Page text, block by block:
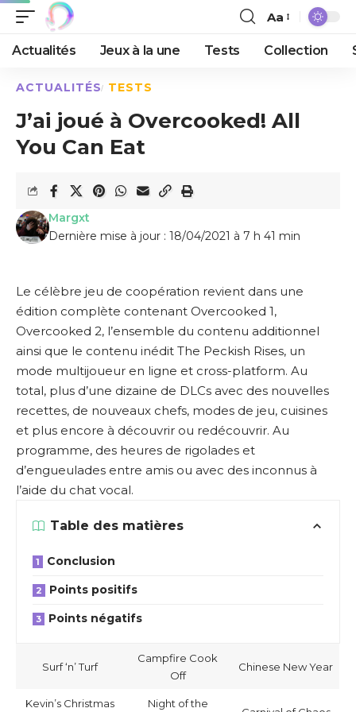
Aa
Actualités Jeux à la une Tests Collection
ACTUALITÉS TESTS
J’ai joué à Overcooked! All
You Can Eat
Dernière mise à jour : 18/04/2021 à 7 h 41 min
Margxt
Le célèbre jeu de coopération revient dans une
édition complète contenant Overcooked 1,
Overcooked 2, l’ensemble du contenu additionnel
ainsi que le contenu inédit The Peckish Rises, un
mode multijoueur en ligne et cross-platform. Au
total, plus d’une dizaine de DLCs avec des nouvelles
recettes, de nouveaux chefs, modes de jeu, cuisines
et plus encore à découvrir ou redécouvrir. Au
programme, des heures de rigolades et
d’engueulades entre amis ou avec des inconnus à
l’aide du chat vocal.
Table des matières
Conclusion
Points positifs
Points négatifs
Surf ‘n’ Turf
Campfire Cook
Off
Chinese New Year
Kevin’s Christmas Night of the